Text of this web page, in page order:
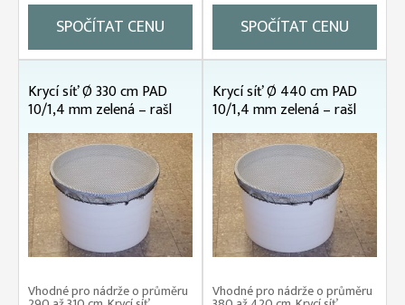
SPOČÍTAT CENU
SPOČÍTAT CENU
Krycí síť Ø 330 cm PAD
10/1,4 mm zelená – rašl
Vhodné pro nádrže o průměru
Krycí síť Ø 440 cm PAD
10/1,4 mm zelená – rašl
Vhodné pro nádrže o průměru